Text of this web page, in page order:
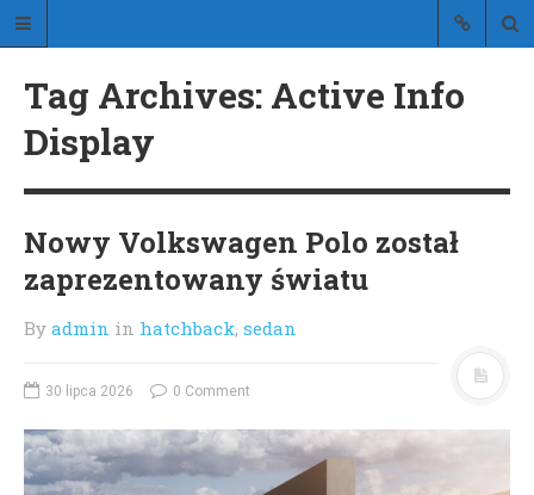
Stylistic
blog o stylowych samochodach
STRONA GŁÓWNA
Tag Archives: Active Info
Display
Nowy Volkswagen Polo został
zaprezentowany światu
By admin in hatchback, sedan
30 lipca 2026 0 Comment